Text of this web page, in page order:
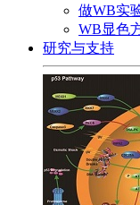
做WB实
WB显色
研究与支持